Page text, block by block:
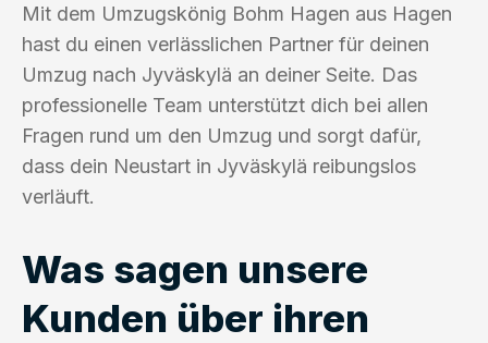
Mit dem Umzugskönig Bohm Hagen aus Hagen
hast du einen verlässlichen Partner für deinen
Umzug nach Jyväskylä an deiner Seite. Das
professionelle Team unterstützt dich bei allen
Fragen rund um den Umzug und sorgt dafür,
dass dein Neustart in Jyväskylä reibungslos
verläuft.
Was sagen unsere
Kunden über ihren